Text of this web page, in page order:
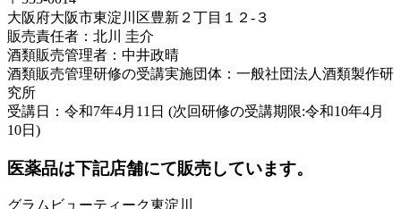
大阪府大阪市東淀川区豊新２丁目１２-３
販売責任者：北川 圭介
酒類販売管理者：中井政晴
酒類販売管理研修の受講実施団体：一般社団法人酒類製作研
究所
受講日：令和7年4月11日 (次回研修の受講期限:令和10年4月
10日)
医薬品は下記店舗にて販売しています。
グラムビューティーク東淀川